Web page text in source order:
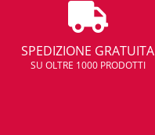
SPEDIZIONE GRATUITA
SU OLTRE 1000 PRODOTTI